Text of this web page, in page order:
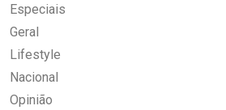
Especiais
Geral
Lifestyle
Nacional
Opinião